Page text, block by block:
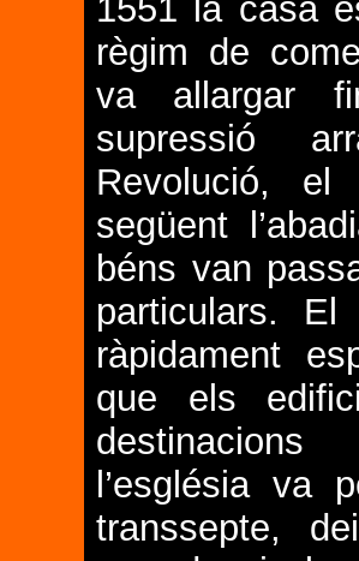
1551 la casa
règim de
va allargar
supressió
Revolució, el
següent
béns van
particulars. El
ràpidament
que els
l’església va
transsepte,